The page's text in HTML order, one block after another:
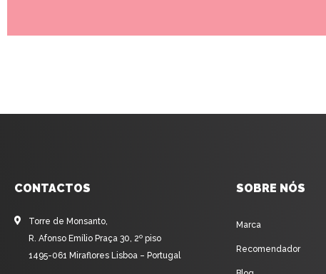
CONTACTOS
Torre de Monsanto,
R. Afonso Emílio Praça 30, 2º piso
1495-061 Miraflores Lisboa – Portugal
SOBRE NÓS
Marca
Recomendador